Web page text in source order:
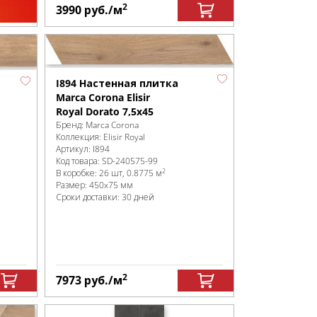
3990 руб./м2
I894 Настенная плитка
Marca Corona Elisir
Royal Dorato 7,5х45
Бренд: Marca Corona
Коллекция: Elisir Royal
Артикул: I894
Код товара: SD-240575-99
В коробке: 26 шт, 0.8775 м2
Размер: 450x75 мм
Сроки доставки: 30 дней
7973 руб./м2